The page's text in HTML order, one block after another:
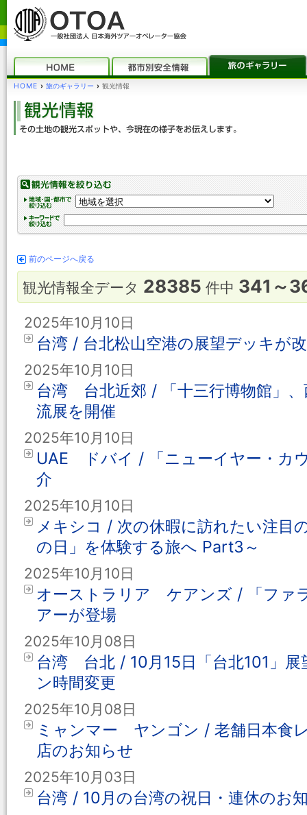
HOME › 旅のギャラリー › 観光情報
前のページへ戻る
観光情報全データ 28385 件中 341～
2025年10月10日
台湾 / 台北松山空港の展望デッキが
2025年10月10日
台湾 台北近郊 / 「十三行博物館」
流展を開催
2025年10月10日
UAE ドバイ / 「ニューイヤー・カ
介
2025年10月10日
メキシコ / 次の休暇に訪れたい注目
の日」を体験する旅へ Part3～
2025年10月10日
オーストラリア ケアンズ / 「ファ
アーが登場
2025年10月08日
台湾 台北 / 10月15日「台北101」展
ン時間変更
2025年10月08日
ミャンマー ヤンゴン / 老舗日本食
店のお知らせ
2025年10月03日
台湾 / 10月の台湾の祝日・連休のお